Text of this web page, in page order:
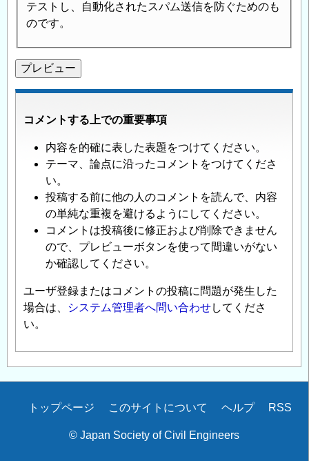
テストし、自動化されたスパム送信を防ぐためのも
のです。
コメントする上での重要事項
内容を的確に表した表題をつけてください。
テーマ、論点に沿ったコメントをつけてくださ
い。
投稿する前に他の人のコメントを読んで、内容
の単純な重複を避けるようにしてください。
コメントは投稿後に修正および削除できません
ので、プレビューボタンを使って間違いがない
か確認してください。
ユーザ登録またはコメントの投稿に問題が発生した
場合は、
システム管理者へ問い合わせしてくださ
い。
Secondary
トップページ このサイトについて ヘルプ RSS
© Japan Society of Civil Engineers